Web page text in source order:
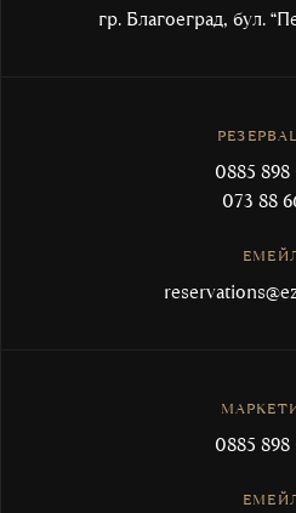
гр. Благоеград, бул.
0885
073 88
0885